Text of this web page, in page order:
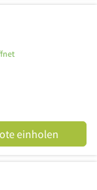
einholen